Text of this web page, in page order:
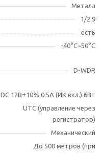
Металл
1/2.9
есть
-40°С~50°С
D-WDR
DC 12В±10% 0.5А (ИК вкл.) 6Вт
UTC (управление через
регистратор)
Механический
До 500 метров (при